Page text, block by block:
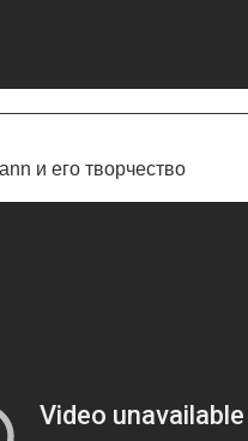
и его творчество